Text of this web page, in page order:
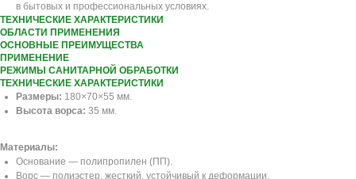
в бытовых и профессиональных условиях.
ТЕХНИЧЕСКИЕ ХАРАКТЕРИСТИКИ
ОБЛАСТИ ПРИМЕНЕНИЯ
ОСНОВНЫЕ ПРЕИМУЩЕСТВА
ПРИМЕНЕНИЕ
РЕЖИМЫ САНИТАРНОЙ ОБРАБОТКИ
ТЕХНИЧЕСКИЕ ХАРАКТЕРИСТИКИ
Размеры: 180×70×55 мм.
Высота ворса: 35 мм.
Материалы:
Основание — полипропилен (ПП).
Ворс — полиэстер, жесткий, устойчивый к деформации.